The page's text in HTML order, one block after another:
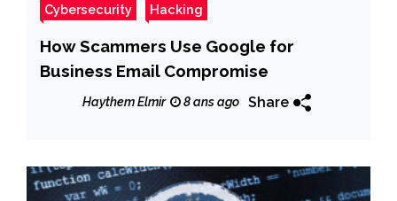
Cybersecurity Hacking
How Scammers Use Google for
Business Email Compromise
Haythem Elmir 8 ans ago Share